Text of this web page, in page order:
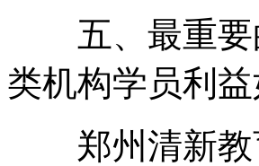
五、最重要
类机构学员利
郑州清新教